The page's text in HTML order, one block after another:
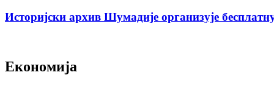
Историјски архив Шумадије организује
Економија